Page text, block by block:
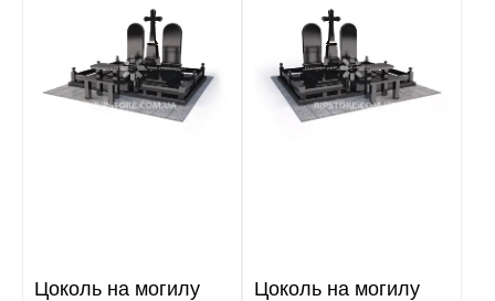
Цоколь на могилу
Цоколь на могилу